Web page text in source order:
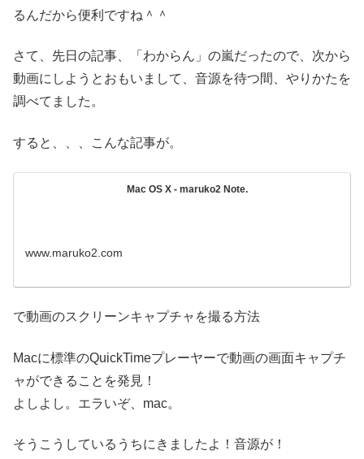
るんだから便利ですね＾＾
さて、先日の記事、「わからん」の嵐だったので、次から
動画にしようとおもいまして、音源を待つ間、やりかたを
調べてました。
すると、、、こんな記事が。
Mac OS X - maruko2 Note.
www.maruko2.com
で動画のスクリーンキャプチャを撮る方法
Macに標準のQuickTimeプレーヤーで動画の画面キャプチ
ャができることを発見！
よしよし。エラいぞ、mac。
そうこうしているうちにきましたよ！音源が！